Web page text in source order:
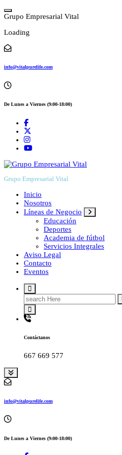
Skip
to
Grupo Empresarial Vital
Loading
info@vitalpurelife.com
De Lunes a Viernes (9:00-18:00)
Grupo Empresarial Vital
Inicio
Nosotros
Líneas de Negocio
Educación
Deportes
Academia de fútbol
Servicios Integrales
Aviso Legal
Contacto
Eventos
Search
for:
Contáctanos
667 669 577
info@vitalpurelife.com
De Lunes a Viernes (9:00-18:00)